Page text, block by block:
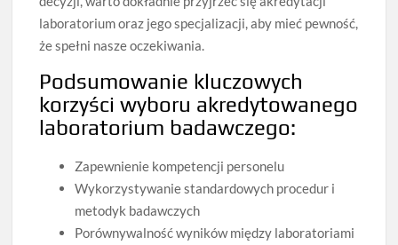
laboratorium oraz jego specjalizacji, aby mieć pewność,
że spełni nasze oczekiwania.
Podsumowanie kluczowych
korzyści wyboru akredytowanego
laboratorium badawczego:
Zapewnienie kompetencji personelu
Wykorzystywanie standardowych procedur i
metodyk badawczych
Porównywalność wyników między laboratoriami